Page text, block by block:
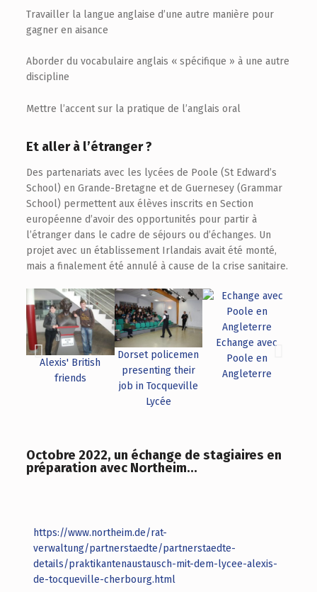
Travailler la langue anglaise d’une autre manière pour
gagner en aisance
Aborder du vocabulaire anglais « spécifique » à une autre
discipline
Mettre l’accent sur la pratique de l’anglais oral
Et aller à l’étranger ?
Des partenariats avec les lycées de Poole (St Edward’s
School) en Grande-Bretagne et de Guernesey (Grammar
School) permettent aux élèves inscrits en Section
européenne d’avoir des opportunités pour partir à
l’étranger dans le cadre de séjours ou d’échanges. Un
projet avec un établissement Irlandais avait été monté,
mais a finalement été annulé à cause de la crise sanitaire.
Alexis' British
friends
Dorset policemen
presenting their
job in Tocqueville
Lycée
Echange avec
Poole en
Angleterre
Octobre 2022, un échange de stagiaires en
préparation avec Northeim...
https://www.northeim.de/rat-
verwaltung/partnerstaedte/partnerstaedte-
details/praktikantenaustausch-mit-dem-lycee-alexis-
de-tocqueville-cherbourg.html